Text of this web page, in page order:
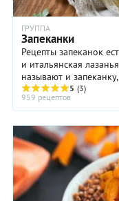
ГРУППА
Запеканки
Рецепты запеканок
и итальянская
называют и
пудинг, и греческая
5 (3)
959 рецептов